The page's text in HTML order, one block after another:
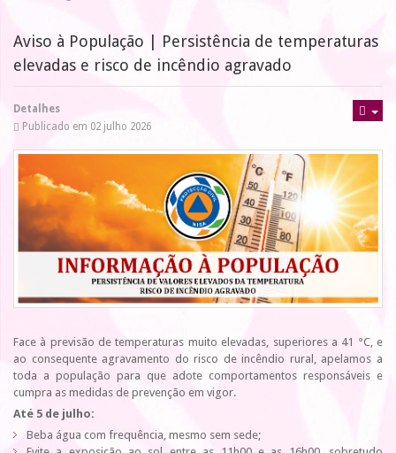
Aviso à População | Persistência de temperaturas
elevadas e risco de incêndio agravado
Detalhes
Publicado em 02 julho 2026
Face à previsão de temperaturas muito elevadas, superiores a 41 °C, e
ao consequente agravamento do risco de incêndio rural, apelamos a
toda a população para que adote comportamentos responsáveis e
cumpra as medidas de prevenção em vigor.
Até 5 de julho:
Beba água com frequência, mesmo sem sede;